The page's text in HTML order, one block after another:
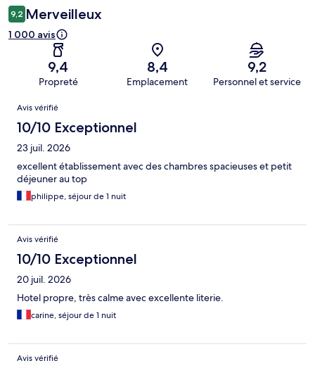
9,2 Merveilleux
1 000 avis
9,4
Propreté
8,4
Emplacement
9,2
Personnel et service
Avis
Avis vérifié
10/10 Exceptionnel
23 juil. 2026
excellent établissement avec des chambres spacieuses et petit
déjeuner au top
philippe, séjour de 1 nuit
Avis vérifié
10/10 Exceptionnel
20 juil. 2026
Hotel propre, très calme avec excellente literie.
carine, séjour de 1 nuit
Avis vérifié